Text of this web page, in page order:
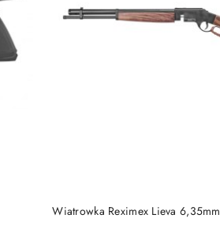
Wiatrowka Reximex Lieva 6,35mm
DO KOSZYKA